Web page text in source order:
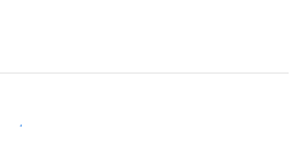
вже сьогодні